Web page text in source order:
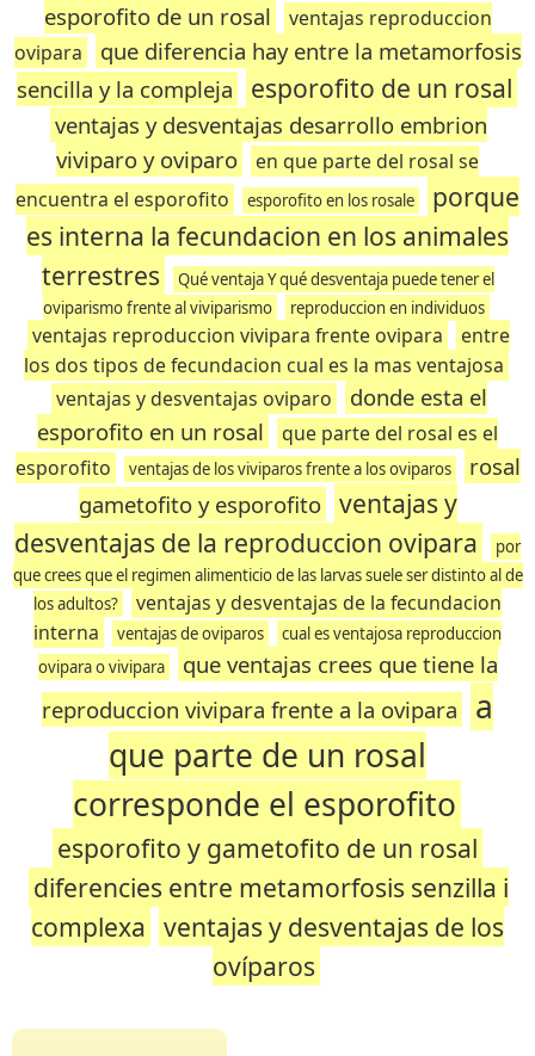
esporofito de un rosal
ventajas reproduccion
ovipara
que diferencia hay entre la metamorfosis
sencilla y la compleja
esporofito de un rosal
ventajas y desventajas desarrollo embrion
viviparo y oviparo
en que parte del rosal se
encuentra el esporofito
esporofito en los rosale
porque
es interna la fecundacion en los animales
terrestres
Qué ventaja Y qué desventaja puede tener el
oviparismo frente al viviparismo
reproduccion en individuos
ventajas reproduccion vivipara frente ovipara
entre
los dos tipos de fecundacion cual es la mas ventajosa
ventajas y desventajas oviparo
donde esta el
esporofito en un rosal
que parte del rosal es el
esporofito
ventajas de los viviparos frente a los oviparos
rosal
gametofito y esporofito
ventajas y
desventajas de la reproduccion ovipara
por
que crees que el regimen alimenticio de las larvas suele ser distinto al de
los adultos?
ventajas y desventajas de la fecundacion
interna
ventajas de oviparos
cual es ventajosa reproduccion
ovipara o vivipara
que ventajas crees que tiene la
reproduccion vivipara frente a la ovipara
a
que parte de un rosal
corresponde el esporofito
esporofito y gametofito de un rosal
diferencies entre metamorfosis senzilla i
complexa ventajas y desventajas de los
ovíparos